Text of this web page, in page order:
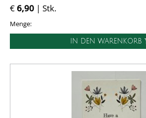
€6,90 | Stk.
Menge:
IN DEN WARENKORB